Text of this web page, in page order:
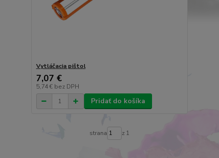
Vytláčacia pištol
7,07 €
5,74 € bez DPH
Pridať do košíka
strana z 1